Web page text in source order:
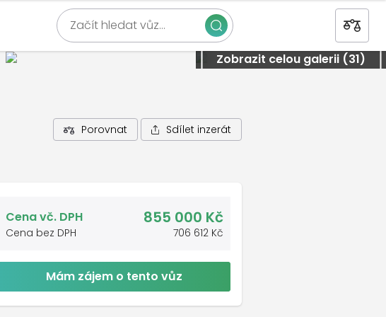
Začít hledat vůz…
Zobrazit celou galerii (31)
Porovnat Sdílet inzerát
Cena vč. DPH 855 000 Kč
Cena bez DPH 706 612 Kč
Mám zájem o tento vůz